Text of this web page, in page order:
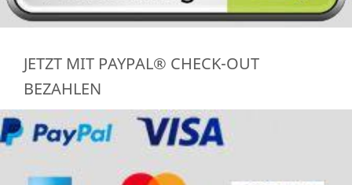
JETZT MIT PAYPAL® CHECK-OUT
BEZAHLEN